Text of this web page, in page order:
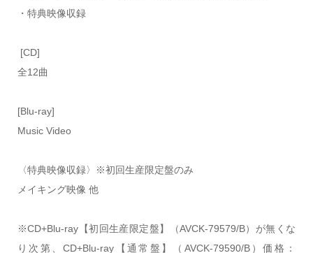
・特典映像収録
[CD]
全12曲
[Blu-ray]
Music Video
〈特典映像収録〉※初回生産限定盤のみ
メイキング映像 他
※CD+Blu-ray【初回生産限定盤】（AVCK-79579/B）が無くな
り次第、CD+Blu-ray【通常盤】（AVCK-79590/B）価格：